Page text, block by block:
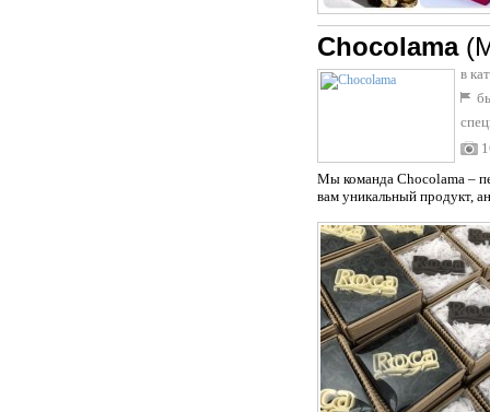
Chocolama
в
Мы команда Chocolama –
вам уникальный продукт,